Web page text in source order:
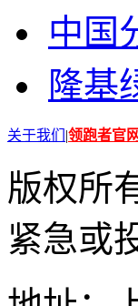
中国
隆基
关于我们 |领跑者官网
版权所
紧急或